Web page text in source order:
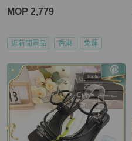
MOP 2,779
近新閒置品 香港 免運